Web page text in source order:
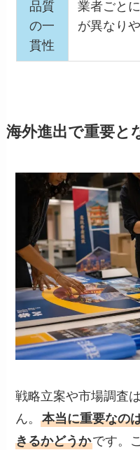
品質
の一
貫性
業者ごと
が異なり
海外進出で重要と
戦略立案や市場調査
ん。本当に重要なの
きるかどうかです。